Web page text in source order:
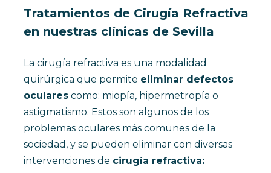
Tratamientos de Cirugía Refractiva
en nuestras clínicas de Sevilla
La cirugía refractiva es una modalidad
quirúrgica que permite eliminar defectos
oculares como: miopía, hipermetropía o
astigmatismo. Estos son algunos de los
problemas oculares más comunes de la
sociedad, y se pueden eliminar con diversas
intervenciones de cirugía refractiva: